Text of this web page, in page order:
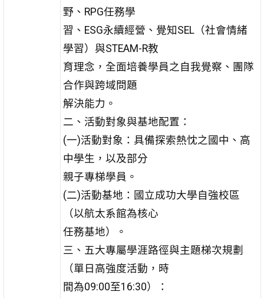
野、RPG任務學
習、ESG永續經營、覺知SEL（社會情緒
學習）與STEAM-R教
育理念，全面培養學員之自我覺察、團隊
合作與跨域問題
解決能力。
二、活動對象與基地配置：
(一)活動對象：具備探索熱忱之國中、高
中學生，以及部分
親子專梯學員。
(二)活動基地：國立成功大學自強校區
（以航太系館為核心
任務基地）。
三、五大專屬學涯路徑與主題梯次規劃
（單日高強度活動，時
間為09:00至16:30）：